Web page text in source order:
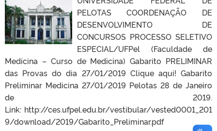
PELOTAS COORDENAÇÃO DE
DESENVOLVIMENTO DE
CONCURSOS PROCESSO SELETIVO
ESPECIAL/UFPel (Faculdade de
Medicina – Curso de Medicina) Gabarito PRELIMINAR
das Provas do dia 27/01/2019 Clique aqui! Gabarito
Preliminar Medicina 27/01/2019 Pelotas 28 de Janeiro
de 2019.
Link: http://ces.ufpel.edu.br/vestibular/vested0001_201
9/download/2019/Gabarito_Preliminar.pdf